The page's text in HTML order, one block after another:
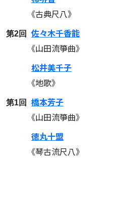
《古典尺八》
第2回
佐々木千香能
《山田流箏曲》
松井美千子
《地歌》
第1回
橋本芳子
《山田流箏曲》
徳丸十盟
《琴古流尺八》